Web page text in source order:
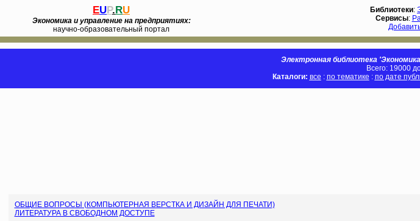
EUP.RU
Экономика и управление на предприятиях:
научно-образовательный портал
Библиотеки:
Сервисы:
Электронная библиотека
Всего: 19000
Каталоги: все : по тематике : по дате
ОБЩИЕ ВОПРОСЫ (КОМПЬЮТЕРНАЯ ВЕРСТКА И ДИЗАЙН ДЛЯ ПЕЧАТИ)
ЛИТЕРАТУРА В СВОБОДНОМ ДОСТУПЕ